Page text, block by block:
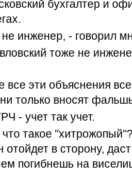
бухгалтер и
инженер, - говорил
тоже не
все эти объяснения
только вносят
- учет так учет.
такое
отойдет в сторону,
погибнешь на